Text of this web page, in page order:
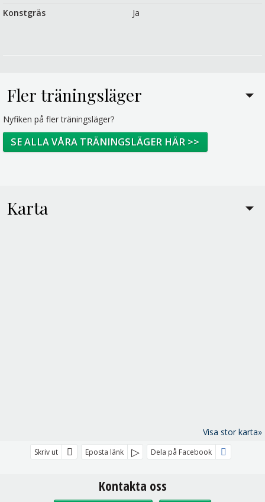
Konstgräs Ja
Fler träningsläger
Nyfiken på fler träningsläger?
SE ALLA VÅRA TRÄNINGSLÄGER HÄR >>
Karta
Visa stor karta»
Skriv ut Eposta länk Dela på Facebook
Kontakta oss